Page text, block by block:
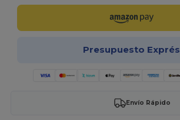
Presupuesto Exprés
Envío Rápido